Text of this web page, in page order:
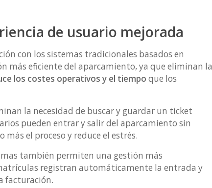
de usuario mejorada
con los sistemas tradicionales basados en
más eficiente del aparcamiento, ya que eliminan la
los costes operativos y el tiempo que los
la necesidad de buscar y guardar un ticket
pueden entrar y salir del aparcamiento sin
el proceso y reduce el estrés.
también permiten una gestión más
registran automáticamente la entrada y
facturación.